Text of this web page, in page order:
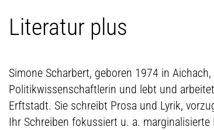
Literatur plus
Simone Scharbert, geboren 1974 in
Politikwissenschaftlerin und lebt und
Erftstadt. Sie schreibt Prosa und Lyrik,
Ihr Schreiben fokussiert u. a.